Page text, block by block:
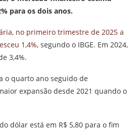
para os dois anos.
no primeiro trimestre de 2025 a
1,4%, segundo o IBGE. Em 2024,
3,4%.
o quarto ano seguido de
expansão desde 2021 quando o
dólar está em R$ 5,80 para o fim